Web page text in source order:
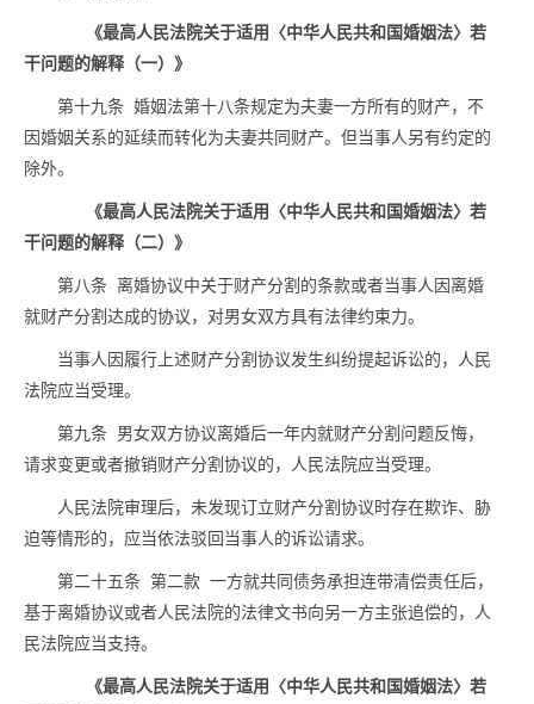
《最高人民法院关于适用〈中华人民共和国婚姻法〉若
干问题的解释（一）》
第十九条 婚姻法第十八条规定为夫妻一方所有的财产，不
因婚姻关系的延续而转化为夫妻共同财产。但当事人另有约定的
除外。
《最高人民法院关于适用〈中华人民共和国婚姻法〉若
干问题的解释（二）》
第八条 离婚协议中关于财产分割的条款或者当事人因离婚
就财产分割达成的协议，对男女双方具有法律约束力。
当事人因履行上述财产分割协议发生纠纷提起诉讼的，人民
法院应当受理。
第九条 男女双方协议离婚后一年内就财产分割问题反悔，
请求变更或者撤销财产分割协议的，人民法院应当受理。
人民法院审理后，未发现订立财产分割协议时存在欺诈、胁
迫等情形的，应当依法驳回当事人的诉讼请求。
第二十五条 第二款 一方就共同债务承担连带清偿责任后，
基于离婚协议或者人民法院的法律文书向另一方主张追偿的，人
民法院应当支持。
《最高人民法院关于适用〈中华人民共和国婚姻法〉若